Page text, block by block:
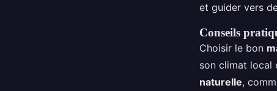
et guider vers
Conseils
Choisir le bon
son climat local
naturelle,